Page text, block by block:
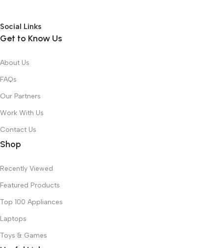
Social Links
Get to Know Us
About Us
FAQs
Our Partners
Work With Us
Contact Us
Shop
Recently Viewed
Featured Products
Top 100 Appliances
Laptops
Toys & Games